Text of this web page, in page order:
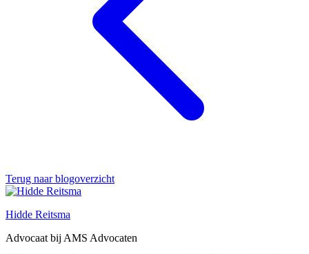
Terug naar blogoverzicht
Hidde Reitsma
Advocaat bij AMS Advocaten